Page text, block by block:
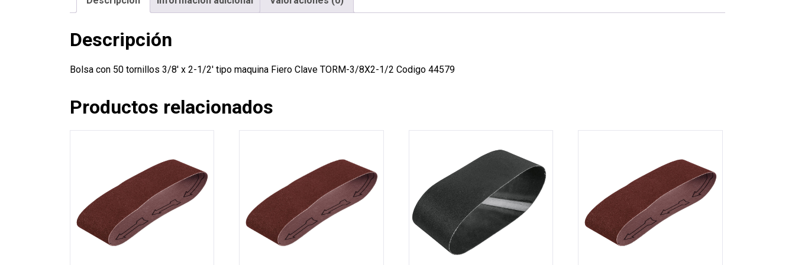
Descripción
Bolsa con 50 tornillos 3/8′ x 2-1/2′ tipo maquina Fiero Clave TORM-3/8X2-1/2 Codigo 44579
Productos relacionados